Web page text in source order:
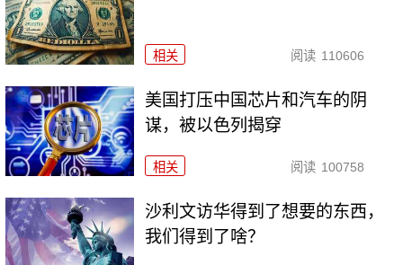
相关 阅读 110606
美国打压中国芯片和汽车的阴
谋，被以色列揭穿
相关 阅读 100758
沙利文访华得到了想要的东西，
我们得到了啥？